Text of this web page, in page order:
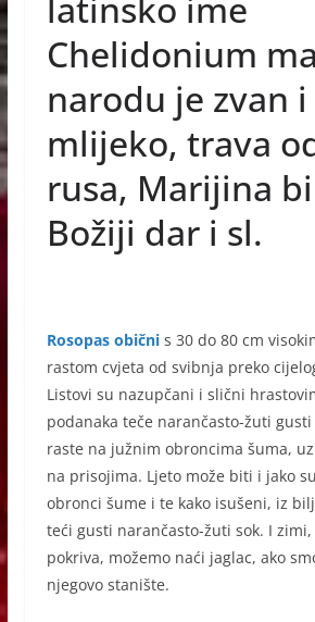
b
o
o
k
n
g
er
A
p
p
Chelidonium
narodu je zvan
mlijeko, trava
rusa, Marijina
Božiji dar i sl.
Rosopas običnis 30 do 80 cm
rastom cvjeta od svibnja preko
Listovi su nazupčani i slični
podanaka teče narančasto-žuti gusti
raste na južnim obroncima šuma,
na prisojima. Ljeto može biti i jako
obronci šume i te kako isušeni, iz
teći gusti narančasto-žuti sok. I zimi,
pokriva, možemo naći jaglac, ako
njegovo stanište.